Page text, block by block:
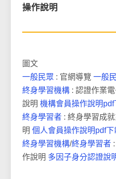
操作說明
圖文
一般民眾 : 官網導覽一般
終身學習機構 : 認證作業
說明機構會員操作說明pdf
終身學習者 : 終身學習成
明個人會員操作說明pdf下
終身學習機構/終身學習者
作說明 多因子身分認證說